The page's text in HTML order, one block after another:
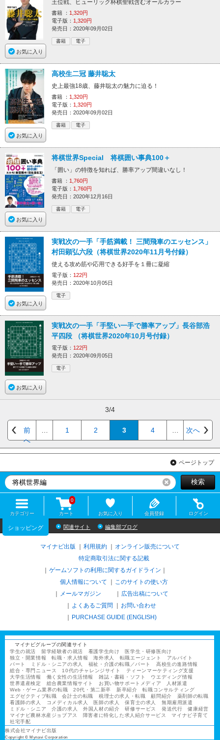
お気に入り
王位戦、ヒューリック杯棋聖戦含むオールカラー
書籍 ： 1,320円
電子版： 1,320円
発売日：2020年09月02日
書籍 電子
お気に入り
高校生二冠 藤井聡太
史上最強18歳、藤井聡太の魅力に迫る！
書籍 ： 1,320円
電子版： 1,320円
発売日：2020年09月02日
書籍 電子
お気に入り
将棋世界Special 将棋囲い事典100＋
「囲い」の特徴を知れば、勝率アップ間違いなし！
書籍 ： 1,760円
電子版： 1,760円
発売日：2020年12月16日
書籍 電子
お気に入り
実戦次の一手「手筋満載！ 三間飛車のエッセンス」
村田顕弘六段（将棋世界2020年11月号付録）
使える攻め筋や応用できる好手を１冊に凝縮
電子版： 122円
発売日：2020年10月05日
電子
お気に入り
実戦次の一手「手堅い一手で勝率アップ」長谷部浩
平四段 （将棋世界2020年10月号付録）
電子版： 122円
発売日：2020年09月05日
電子
3/4
前
へ
1 2 3 4 次へ
ページトップ
リセット検索
カテゴリー カート
0
お気に入り 会員登録 ログイン
ショッピング 関連サイト 編集部ブログ
マイナビ出版 利用規約
オンライン販売について
特定商取引法に関する記載
ゲームソフトの利用に関するガイドライン
個人情報について
このサイトの使い方
メールマガジン
広告出稿について
よくあるご質問
お問い合わせ
PURCHASE GUIDE (ENGLISH)
マイナビグループの関連サイト
学生の就活
留学経験者の就活 看護学生向け
医学生・研修医向け
独立・開業情報
転職・求人情報 海外求人 転職エージェント
アルバイト
パート
ミドル・シニアの求人 福祉・介護の転職／パート
高校生の進路情報
総合・専門ニュース
10代のチャレンジサイト
ティーンマーケティング支援
大学生活情報
働く女性の生活情報 雑誌・書籍・ソフト
ウエディング情報
世界遺産検定
総合農業情報サイト お買い物サポートメディア
人材派遣
Web・ゲーム業界の転職
20代・第二新卒 新卒紹介
転職コンサルティング
エグゼクティブ転職
会計士の転職 税理士の求人・転職 顧問紹介
薬剤師の転職
看護師の求人
コメディカル求人 医師の求人 保育士の求人
無期雇用派遣
ミドル・シニア
介護の求人 外国人材の紹介 研修サービス 発送代行
健康経営
マイナビ農林水産ジョブアス
障害者に特化した求人紹介サービス
マイナビ子育て
社宅手配
株式会社マイナビ出版
Copyright © Mynavi Corporation